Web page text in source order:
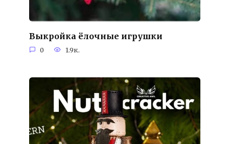
Выкройка ёлочные игрушки
0 1.9к.